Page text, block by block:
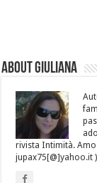
About Giuliana
rivista Intimità.
jupax75[@]yahoo.it )